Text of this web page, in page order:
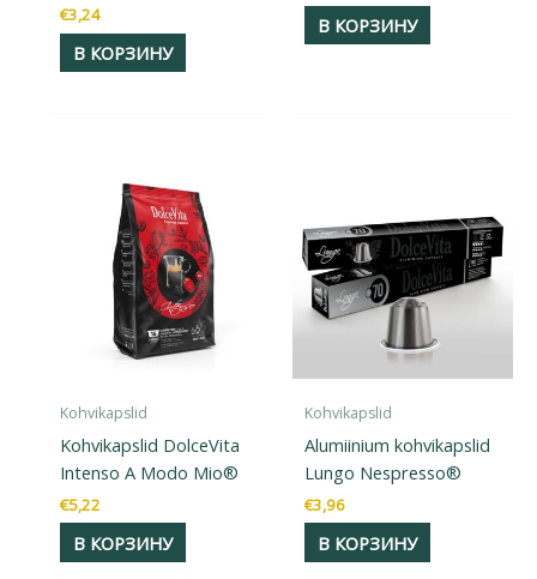
€3,24
В КОРЗИНУ
В КОРЗИНУ
Kohvikapslid
Kohvikapslid DolceVita
Intenso A Modo Mio®
€5,22
В КОРЗИНУ
Kohvikapslid
Alumiinium kohvikapslid
Lungo Nespresso®
€3,96
В КОРЗИНУ